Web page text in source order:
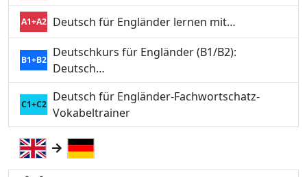
A1+A2 Deutsch für Engländer lernen mit…
B1+B2
Deutschkurs für Engländer (B1/B2):
Deutsch…
C1+C2
Deutsch für Engländer-Fachwortschatz-
Vokabeltrainer